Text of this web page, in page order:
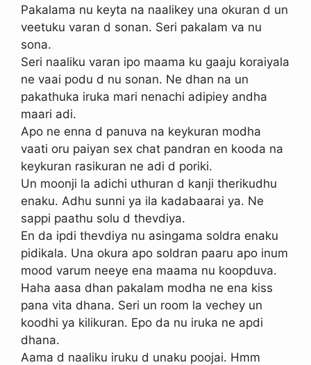
Pakalama nu keyta na naalikey una okuran d un
veetuku varan d sonan. Seri pakalam va nu
sona.
Seri naaliku varan ipo maama ku gaaju koraiyala
ne vaai podu d nu sonan. Ne dhan na un
pakathuka iruka mari nenachi adipiey andha
maari adi.
Apo ne enna d panuva na keykuran modha
vaati oru paiyan sex chat pandran en kooda na
keykuran rasikuran ne adi d poriki.
Un moonji la adichi uthuran d kanji therikudhu
enaku. Adhu sunni ya ila kadabaarai ya. Ne
sappi paathu solu d thevdiya.
En da ipdi thevdiya nu asingama soldra enaku
pidikala. Una okura apo soldran paaru apo inum
mood varum neeye ena maama nu koopduva.
Haha aasa dhan pakalam modha ne ena kiss
pana vita dhana. Seri un room la vechey un
koodhi ya kilikuran. Epo da nu iruka ne apdi
dhana.
Aama d naaliku iruku d unaku poojai. Hmm